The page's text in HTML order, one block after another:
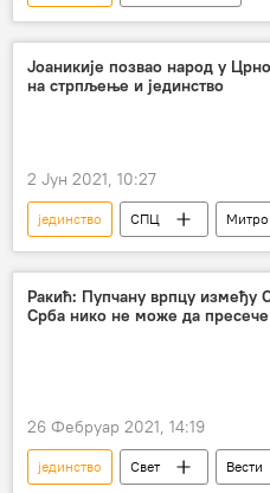
Анализе и мишљења
негирање
геноцид
Република Српска (РС)
Јоаникије позвао народ у
на стрпљење и јединство
2 Јун 2021, 10:27
јединство СПЦ
Друштво
Ракић: Пупчану врпцу између
Срба нико не може да пресече
26 Фебруар 2021, 14:19
јединство Свет
Вести